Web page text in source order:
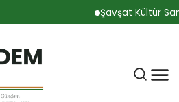
Şavşat Kültür